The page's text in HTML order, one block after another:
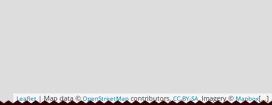
Leaflet | Map data ©OpenStreetMap contributors,CC-BY-SA, Imagery ©Mapbox[…]